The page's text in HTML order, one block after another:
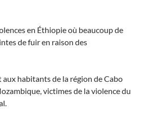
en Éthiopie où beaucoup de
de fuir en raison des
habitants de la région de Cabo
victimes de la violence du